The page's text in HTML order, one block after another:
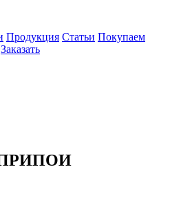
Продукция Статьи Покупаем
Заказать